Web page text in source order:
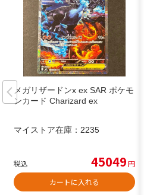
メガリザードンx ex SAR ポケモ
ンカード Charizard ex
マイストア在庫： 2235
税込 45049円
カートに入れる